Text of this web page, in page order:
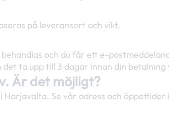
på leveransort och vikt.
och du får ett e-
ta upp till 3 dagar innan din betalning
Är det möjligt?
Se vår adress och